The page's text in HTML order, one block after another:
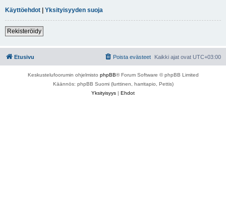
Käyttöehdot | Yksityisyyden suoja
Rekisteröidy
Etusivu Kaikki ajat ovat UTC+03:00
Poista evästeet
Keskustelufoorumin ohjelmisto phpBB® Forum Software © phpBB Limited
Käännös: phpBB Suomi (lurttinen, harritapio, Pettis)
Yksityisyys | Ehdot